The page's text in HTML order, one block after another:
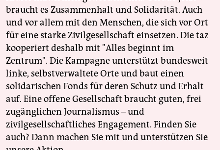
braucht es Zusammenhalt und Solidarität. Auch
und vor allem mit den Menschen, die sich vor Ort
für eine starke Zivilgesellschaft einsetzen. Die taz
kooperiert deshalb mit "Alles beginnt im
Zentrum". Die Kampagne unterstützt bundesweit
linke, selbstverwaltete Orte und baut einen
solidarischen Fonds für deren Schutz und Erhalt
auf. Eine offene Gesellschaft braucht guten, frei
zugänglichen Journalismus – und
zivilgesellschaftliches Engagement. Finden Sie
auch? Dann machen Sie mit und unterstützen Sie